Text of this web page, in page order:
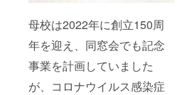
母校は2022年に創立150周
年を迎え、同窓会でも記念
事業を計画していました
が、コロナウイルス感染症